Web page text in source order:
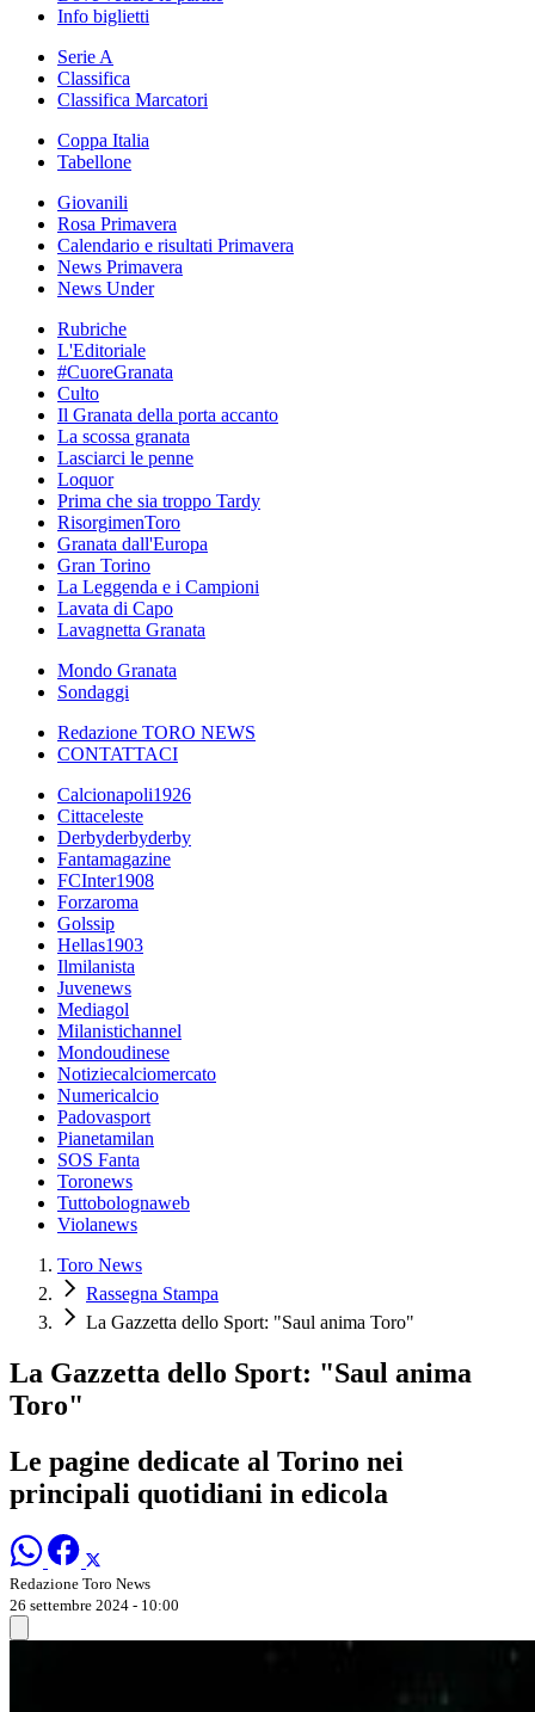
Info biglietti
Serie A
Classifica
Classifica Marcatori
Coppa Italia
Tabellone
Giovanili
Rosa Primavera
Calendario e risultati Primavera
News Primavera
News Under
Rubriche
L'Editoriale
#CuoreGranata
Culto
Il Granata della porta accanto
La scossa granata
Lasciarci le penne
Loquor
Prima che sia troppo Tardy
RisorgimenToro
Granata dall'Europa
Gran Torino
La Leggenda e i Campioni
Lavata di Capo
Lavagnetta Granata
Mondo Granata
Sondaggi
Redazione TORO NEWS
CONTATTACI
Calcionapoli1926
Cittaceleste
Derbyderbyderby
Fantamagazine
FCInter1908
Forzaroma
Golssip
Hellas1903
Ilmilanista
Juvenews
Mediagol
Milanistichannel
Mondoudinese
Notiziecalciomercato
Numericalcio
Padovasport
Pianetamilan
SOS Fanta
Toronews
Tuttobolognaweb
Violanews
Toro News
Rassegna Stampa
La Gazzetta dello Sport: "Saul anima Toro"
La Gazzetta dello Sport: "Saul anima
Toro"
Le pagine dedicate al Torino nei
principali quotidiani in edicola
Redazione Toro News
26 settembre 2024 - 10:00